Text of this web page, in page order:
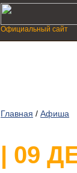
Официальный сайт
Главная / Афиша
| 09